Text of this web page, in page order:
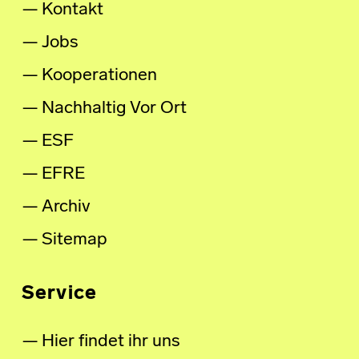
Kontakt
Jobs
Kooperationen
Nachhaltig Vor Ort
ESF
EFRE
Archiv
Sitemap
Service
Hier findet ihr uns